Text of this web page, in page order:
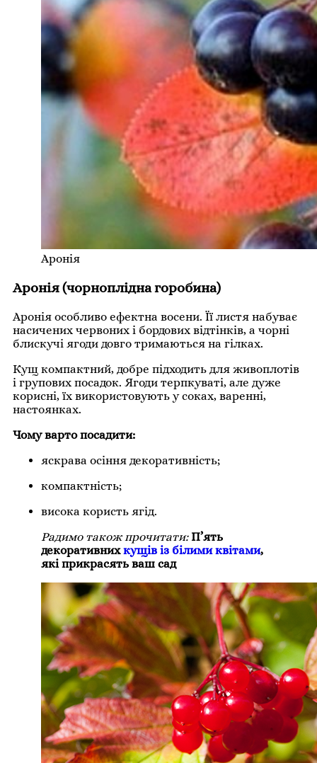
Аронія
Аронія (чорноплідна горобина)
Аронія особливо ефектна восени. Її листя набуває
насичених червоних і бордових відтінків, а чорні
блискучі ягоди довго тримаються на гілках.
Кущ компактний, добре підходить для живоплотів
і групових посадок. Ягоди терпкуваті, але дуже
корисні, їх використовують у соках, варенні,
настоянках.
Чому варто посадити:
яскрава осіння декоративність;
компактність;
висока користь ягід.
Радимо також прочитати: П’ять
декоративнихкущів із білими квітами,
які прикрасять ваш сад